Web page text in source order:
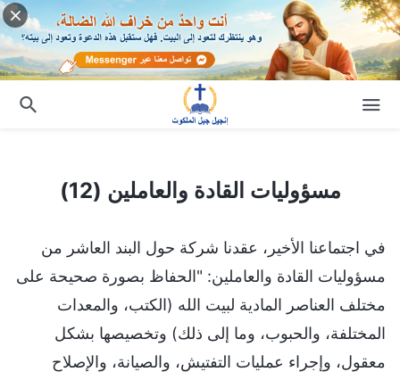
مسؤوليات القادة والعاملين (12)
في اجتماعنا الأخير، عقدنا شركة حول البند العاشر من
مسؤوليات القادة والعاملين: "الحفاظ بصورة صحيحة على
مختلف العناصر المادية لبيت الله (الكتب، والمعدات
المختلفة، والحبوب، وما إلى ذلك) وتخصيصها بشكل
معقول، وإجراء عمليات التفتيش، والصيانة، والإصلاح